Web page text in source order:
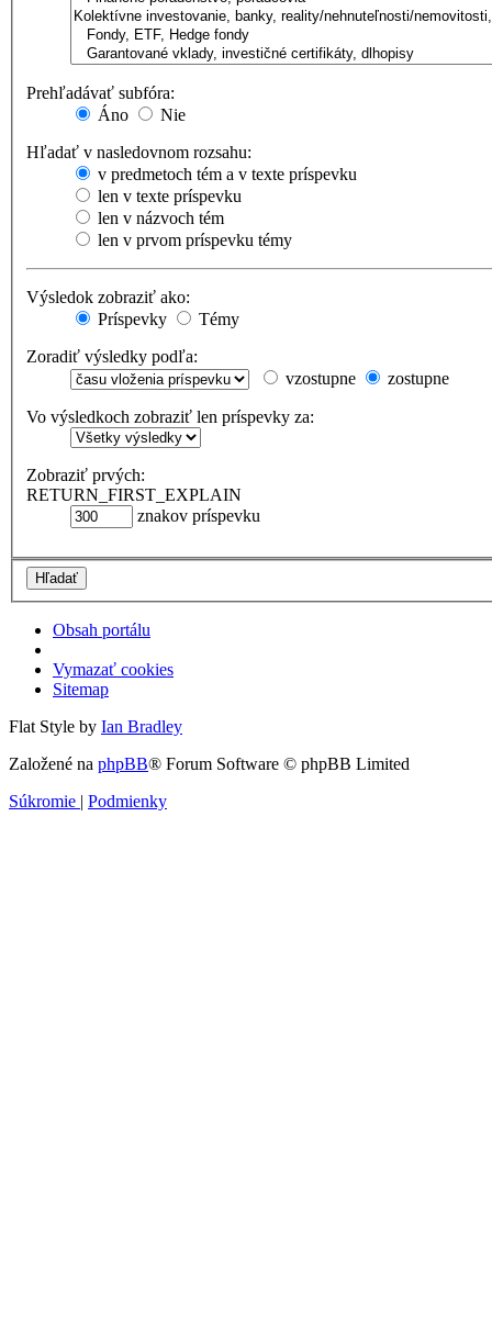
Prehľadávať subfóra:
Áno
Nie
Hľadať v nasledovnom rozsahu:
v predmetoch tém a v texte príspevku
len v texte príspevku
len v názvoch tém
len v prvom príspevku témy
Výsledok zobraziť ako:
Príspevky
Témy
Zoradiť výsledky podľa:
vzostupne
zostupne
Vo výsledkoch zobraziť len príspevky za:
Zobraziť prvých:
RETURN_FIRST_EXPLAIN
znakov príspevku
Obsah portálu
Vymazať cookies
Sitemap
Flat Style by Ian Bradley
Založené na phpBB® Forum Software © phpBB Limited
Súkromie | Podmienky